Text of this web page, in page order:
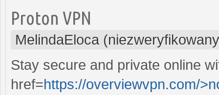
Proton VPN
MelindaEloca
Stay secure and private online
href=https://overviewvpn.com/